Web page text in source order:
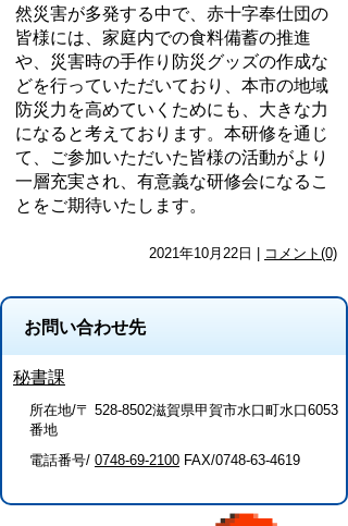
然災害が多発する中で、赤十字奉仕団の
皆様には、家庭内での食料備蓄の推進
や、災害時の手作り防災グッズの作成な
どを行っていただいており、本市の地域
防災力を高めていくためにも、大きな力
になると考えております。本研修を通じ
て、ご参加いただいた皆様の活動がより
一層充実され、有意義な研修会になるこ
とをご期待いたします。
2021年10月22日 | コメント(0)
お問い合わせ先
秘書課
所在地/〒 528-8502滋賀県甲賀市水口町水口6053
番地
電話番号/ 0748-69-2100 FAX/0748-63-4619